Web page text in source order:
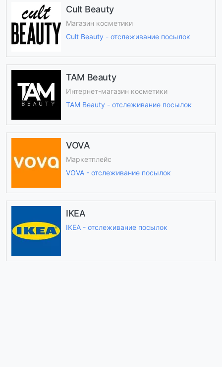
Cult Beauty
Магазин косметики
Cult Beauty - отслеживание посылок
TAM Beauty
Интернет-магазин косметики
TAM Beauty - отслеживание посылок
VOVA
Маркетплейс
VOVA - отслеживание посылок
IKEA
IKEA - отслеживание посылок